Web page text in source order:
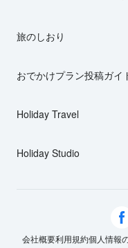
旅のしおり
おでかけプラン投稿ガイ
Holiday Travel
Holiday Studio
会社概要利用規約個人情報